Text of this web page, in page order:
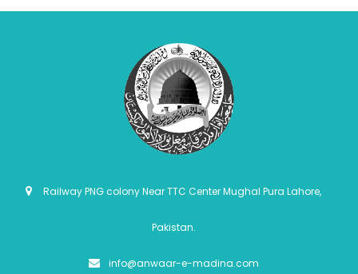
Railway PNG colony Near TTC Center Mughal Pura Lahore,
Pakistan.
info@anwaar-e-madina.com